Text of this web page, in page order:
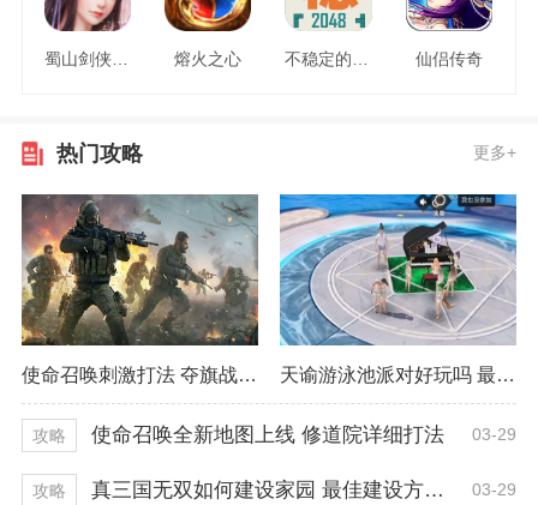
蜀山剑侠情缘 熔火之心 仙侣传奇
热门攻略 更多+
使命召唤刺激打法 夺旗战模式精彩程度 天谕游泳池派对好玩吗 最佳获取经验技巧
攻略 使命召唤全新地图上线 修道院详细打法 03-29
攻略 真三国无双如何建设家园 最佳建设方式推荐 03-29